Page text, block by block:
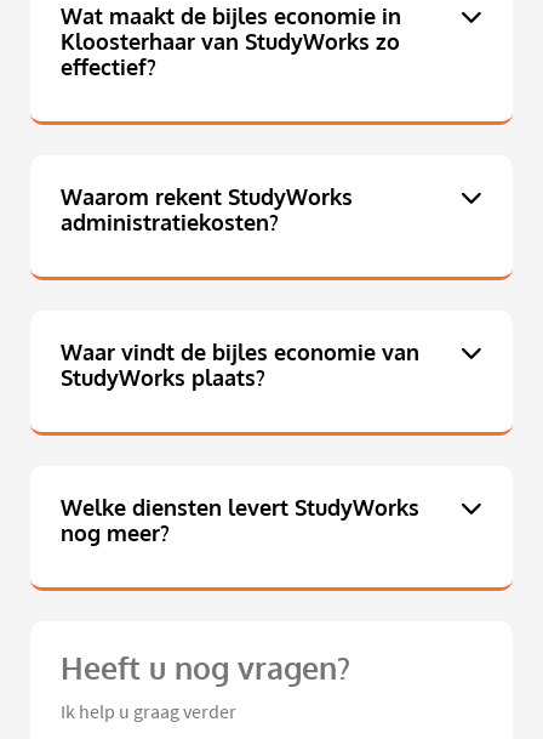
Wat maakt de bijles economie in
Kloosterhaar van StudyWorks zo
effectief?
Waarom rekent StudyWorks
administratiekosten?
Waar vindt de bijles economie van
StudyWorks plaats?
Welke diensten levert StudyWorks
nog meer?
Heeft u nog vragen?
Ik help u graag verder